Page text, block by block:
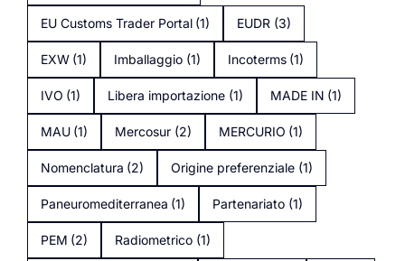
EU Customs Trader Portal (1) EUDR (3)
EXW (1) Imballaggio (1) Incoterms (1)
IVO (1) Libera importazione (1) MADE IN (1)
MAU (1) Mercosur (2) MERCURIO (1)
Nomenclatura (2) Origine preferenziale (1)
Paneuromediterranea (1) Partenariato (1)
PEM (2) Radiometrico (1)